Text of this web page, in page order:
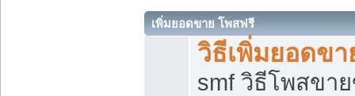
เพิ่มยอดขาย โพสฟรี
วิธีเพิ่มยอดข
smf วิธีโพสขา